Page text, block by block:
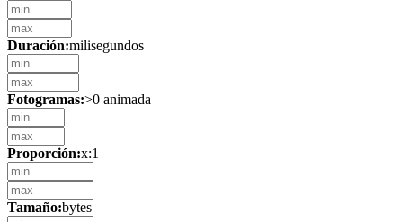
Duración:milisegundos
Fotogramas:>0 animada
Proporción:x:1
Tamaño:bytes